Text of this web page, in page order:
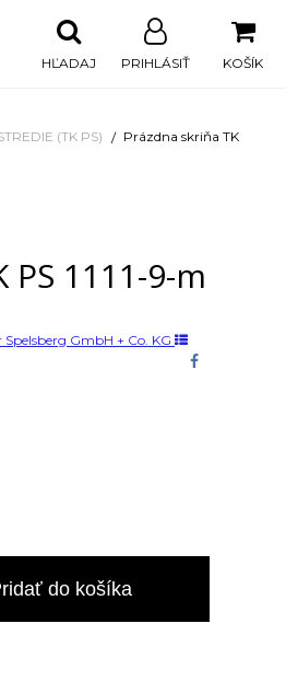
KOŠÍK
PRIHLÁSIŤ
HĽADAJ
(TK PS)
Prázdna skriňa TK
1111-9-m
GmbH + Co. KG
do košíka